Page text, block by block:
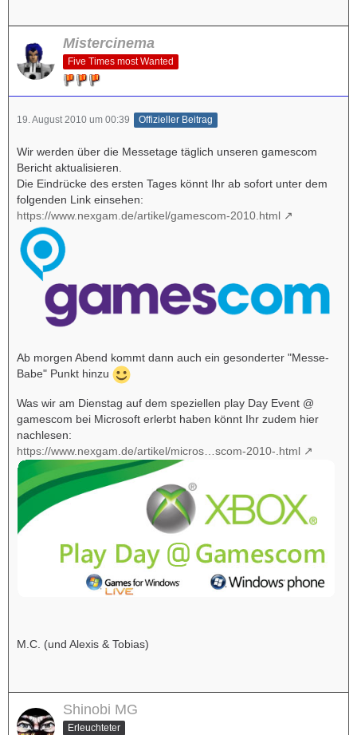
Mistercinema
Five Times most Wanted
19. August 2010 um 00:39 Offizieller Beitrag
Wir werden über die Messetage täglich unseren gamescom
Bericht aktualisieren.
Die Eindrücke des ersten Tages könnt Ihr ab sofort unter dem
folgenden Link einsehen:
https://www.nexgam.de/artikel/gamescom-2010.html
Ab morgen Abend kommt dann auch ein gesonderter "Messe-
Babe" Punkt hinzu
Was wir am Dienstag auf dem speziellen play Day Event @
gamescom bei Microsoft erlerbt haben könnt Ihr zudem hier
nachlesen:
https://www.nexgam.de/artikel/micros…scom-2010-.html
M.C. (und Alexis & Tobias)
Shinobi MG
Erleuchteter